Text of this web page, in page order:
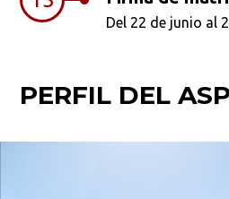
Del 22 de junio al
PERFIL DEL